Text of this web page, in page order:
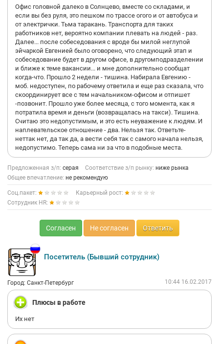
Офис головной далеко в Солнцево, вместе со складами, и
если вы без руля, это пешком по трассе огого и от автобуса и
от электрички. Тьма таракань. Транспорта для таких
работников нет, вероятно компании плевать на людей - раз.
Далее... после собеседования с вроде бы милой неглупой
эйчаркой Евгенией было оговорено, что следующий этап и
собеседование будет в другом офисе, в другомподразделении
и ближе к теме вакансии... и мне дополнительно сообщат
когда-что. Прошло 2 недели - тишина. Набирала Евгению -
моб. недоступен, по рабочему ответила и еще раз сказала, что
скоординирует все с тем начальником-офисом и отпишет
-позвонит. Прошло уже более месяца, с того момента, как я
потратила время и деньги (возвращалась на такси). Тишина.
Считаю это недопустимым, и это есть неуважение к людям. И
наплевательское отношение - два. Нельзя так. Ответьте-
неттак нет, да так да, а вести себя так с самого начала нельзя,
недопустимо. Теперь сама ни за что в подобные места.
Предложенная з/п: серая Соответствие з/п рынку: ниже рынка
Общее впечатление: не рекомендую
Соц.пакет:
Карьерный рост:
Сотрудник HR:
Согласен Не согласен Ответить
Посетитель (Бывший сотрудник)
Город: Санкт-Петербург 10:44 16.02.2017
Плюсы в работе
Их нет